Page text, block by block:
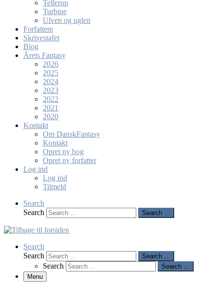
Tellerup
Turbine
Ulven og uglen
Forfattere
Skrivestafet
Blog
Årets Fantasy
2026
2025
2024
2023
2022
2021
2020
Kontakt
Om DanskFantasy
Kontakt
Opret ny bog
Opret ny forfatter
Log ind
Log ind
Tilmeld
Search
Search
Search …
Search
Search
Search …
Search
Search …
Menu